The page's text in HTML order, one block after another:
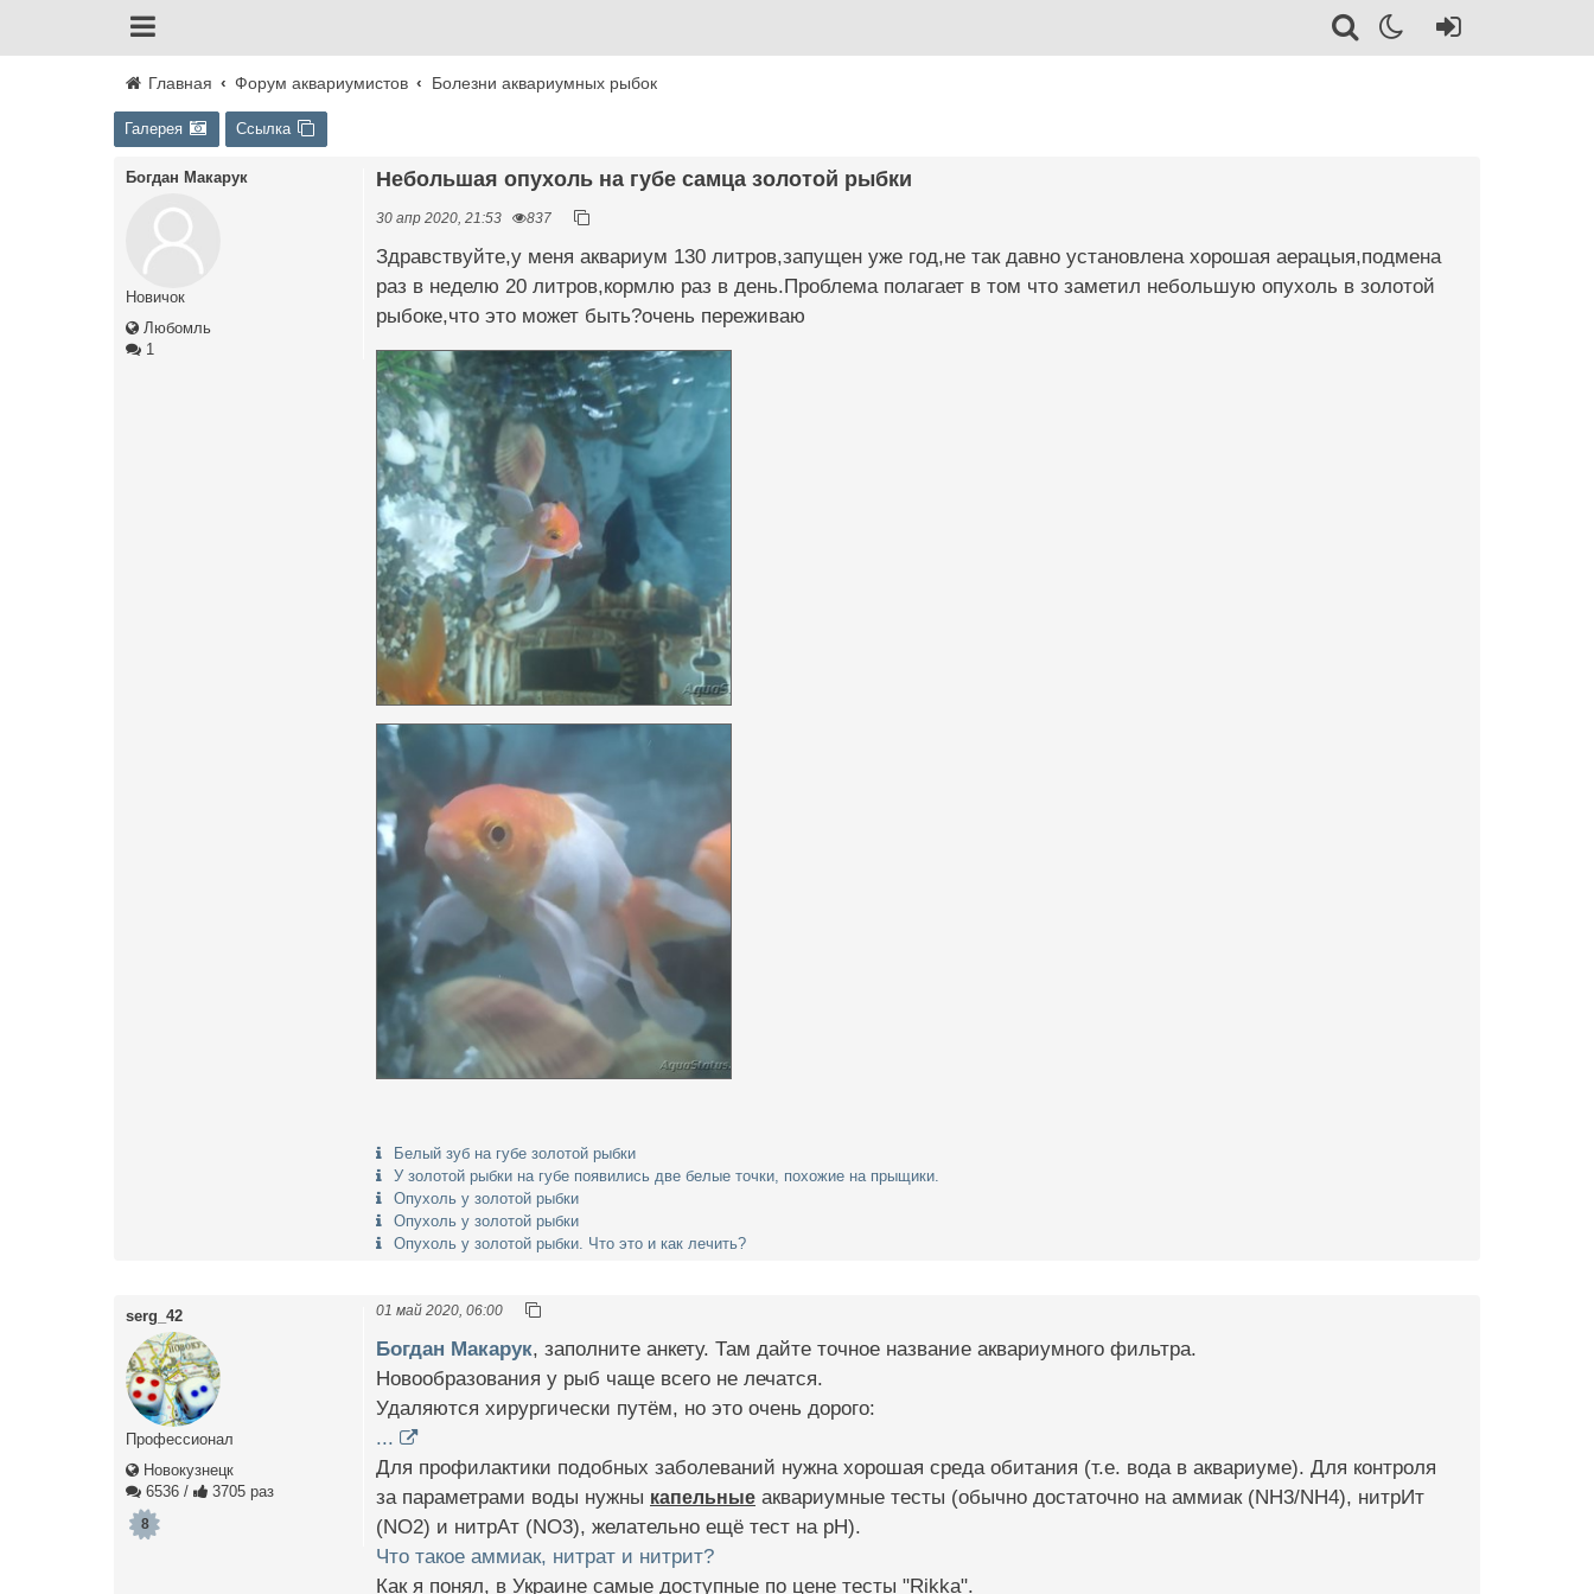
Главная Форум аквариумистов Болезни аквариумных рыбок
Галерея Ссылка
Богдан Макарук
Новичок
Любомль
1
Небольшая опухоль на губе самца золотой рыбки
30 апр 2020, 21:53 837
Здравствуйте,у меня аквариум 130 литров,запущен уже год,не так давно установлена хорошая аерацыя,подмена
раз в неделю 20 литров,кормлю раз в день.Проблема полагает в том что заметил небольшую опухоль в золотой
рыбоке,что это может быть?очень переживаю
Белый зуб на губе золотой рыбки
У золотой рыбки на губе появились две белые точки, похожие на прыщики.
Опухоль у золотой рыбки
Опухоль у золотой рыбки
Опухоль у золотой рыбки. Что это и как лечить?
serg_42
Профессионал
Новокузнецк
6536 / 3705 раз
8
01 май 2020, 06:00
Богдан Макарук, заполните анкету. Там дайте точное название аквариумного фильтра.
Новообразования у рыб чаще всего не лечатся.
Удаляются хирургически путём, но это очень дорого:
...
Для профилактики подобных заболеваний нужна хорошая среда обитания (т.е. вода в аквариуме). Для контроля
за параметрами воды нужны капельные аквариумные тесты (обычно достаточно на аммиак (NH3/NH4), нитрИт
(NO2) и нитрАт (NO3), желательно ещё тест на pH).
Что такое аммиак, нитрат и нитрит?
Как я понял, в Украине самые доступные по цене тесты "Rikka".